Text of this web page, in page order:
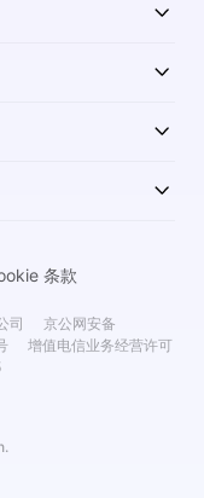
条款
司
京公网安备
增值电信业务经营许可